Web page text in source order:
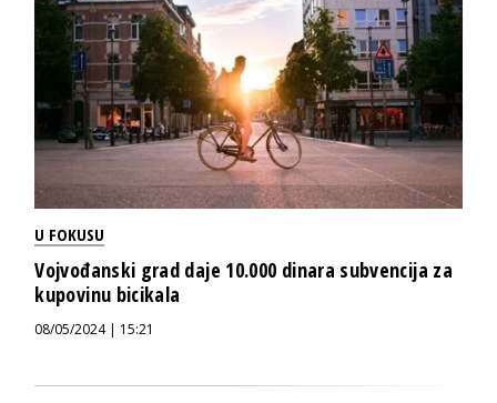
U FOKUSU
Vojvođanski grad daje 10.000 dinara subvencija za
kupovinu bicikala
08/05/2024 | 15:21